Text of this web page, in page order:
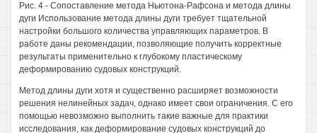
Рис. 4 - Сопоставление метода Ньютона-Рафсона и метода длины
дуги Использование метода длины дуги требует тщательной
настройки большого количества управляющих параметров. В
работе даны рекомендации, позволяющие получить корректные
результаты применительно к глубокому пластическому
деформированию судовых конструкций.
Метод длины дуги хотя и существенно расширяет возможности
решения нелинейных задач, однако имеет свои ограничения. С его
помощью невозможно выполнить такие важные для практики
исследования, как деформирование судовых конструкций до